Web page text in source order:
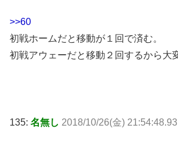
>>60
初戦ホームだと移動が１回で済む。
初戦アウェーだと移動２回するから大
135: 名無し 2018/10/26(金)